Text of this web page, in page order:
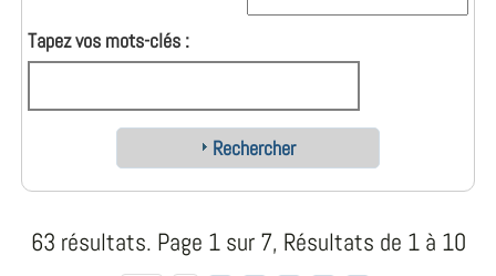
Tapez vos mots-clés :
Rechercher
63 résultats. Page 1 sur 7, Résultats de 1 à 10